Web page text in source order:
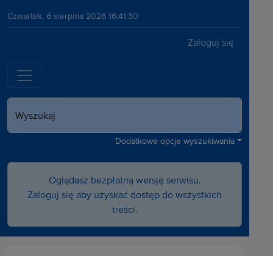
Czwartek, 6 sierpnia 2026 16:41:30
Zaloguj się
Wyszukaj
Dodatkowe opcje wyszukiwania
Oglądasz bezpłatną wersję serwisu.
Zaloguj się aby uzyskać dostęp do wszystkich
treści.